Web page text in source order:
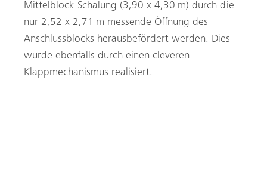
Mittelblock-Schalung (3,90 x 4,30 m) durch die
nur 2,52 x 2,71 m messende Öffnung des
Anschlussblocks herausbefördert werden. Dies
wurde ebenfalls durch einen cleveren
Klappmechanismus realisiert.